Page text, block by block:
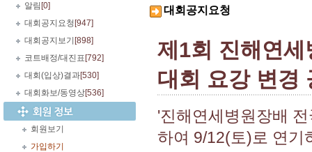
알림 [0]
대회공지요청 [947]
대회공지보기 [898]
코트배정/대진표 [792]
대회(입상)결과[530]
대회화보/동영상[536]
회원보기
가입하기
대회공지요청
제1회 진해연
대회 요강 변경
'진해연세병원장배
하여 9/12(토)로 연기